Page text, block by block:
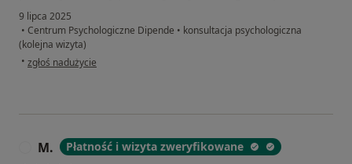
9 lipca 2025
• Centrum Psychologiczne Dipende • konsultacja psychologiczna
(kolejna wizyta)
• w opinii użytkownika Anna
zgłoś nadużycie
M. Płatność i wizyta zweryfikowane